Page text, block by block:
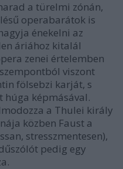
a türelmi zónán,
operabarátok is
énekelni az
áriához kitalál
zenei értelemben
viszont
fölsebzi karját, s
húga képmásával.
a Thulei király
közben Faust a
stresszmentesen),
pedig egy